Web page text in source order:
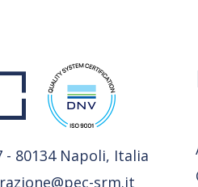
- 80134 Napoli, Italia
srm.it